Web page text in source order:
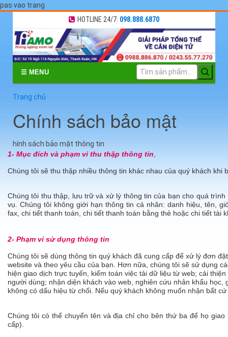
pas vao trang
HOTLINE 24/7: 098.888.6870
☰ MENU
Trang chủ
Chính sách bảo mật
hính sách bảo mật thông tin
1- Mục đích và phạm vi thu thập thông tin,
Chúng tôi sẽ thu thập nhiều thông tin khác nhau của quý khách khi
Chúng tôi thu thập, lưu trữ và xử lý thông tin của bạn cho quá
vụ. Chúng tôi không giới hạn thông tin cá nhân: danh hiệu, tên,
fax, chi tiết thanh toán, chi tiết thanh toán bằng thẻ hoặc chi tiết tài
2- Phạm vi sử dụng thông tin
Chúng tôi sẽ dùng thông tin quý khách đã cung cấp để xử lý đơn
website và theo yêu cầu của bạn. Hơn nữa, chúng tôi sẽ sử dụng
hiện giao dịch trực tuyến, kiểm toán việc tải dữ liệu từ web; cải
người dùng; nhận diện khách vào web, nghiên cứu nhân khẩu
không có dấu hiệu từ chối. Nếu quý khách không muốn nhận bất
Chúng tôi có thể chuyển tên và địa chỉ cho bên thứ ba để họ
cấp).